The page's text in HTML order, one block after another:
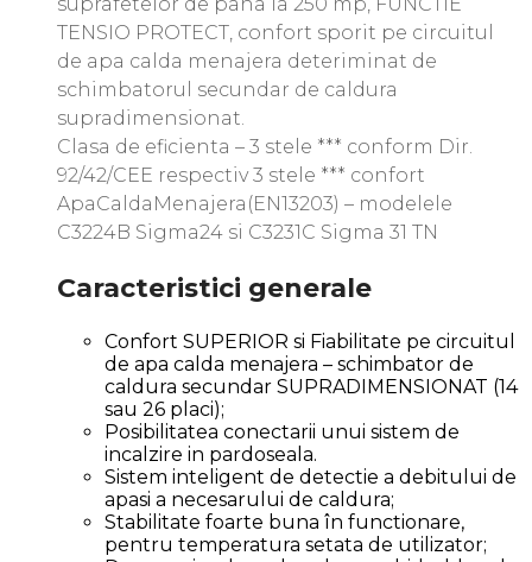
TENSIO PROTECT, confort sporit pe circuitul
de apa calda menajera deteriminat de
schimbatorul secundar de caldura
supradimensionat.
Clasa de eficienta – 3 stele *** conform Dir.
92/42/CEE respectiv 3 stele *** confort
ApaCaldaMenajera(EN13203) – modelele
C3224B Sigma24 si C3231C Sigma 31 TN
Caracteristici generale
Confort SUPERIOR si Fiabilitate pe circuitul
de apa calda menajera – schimbator de
caldura secundar SUPRADIMENSIONAT (14
sau 26 placi);
Posibilitatea conectarii unui sistem de
incalzire in pardoseala.
Sistem inteligent de detectie a debitului de
apasi a necesarului de caldura;
Stabilitate foarte buna în functionare,
pentru temperatura setata de utilizator;